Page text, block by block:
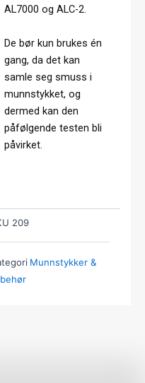
AL7000 og ALC-2.
De bør kun brukes én
gang, da det kan
samle seg smuss i
munnstykket, og
dermed kan den
påfølgende testen bli
påvirket.
209
Munnstykker &